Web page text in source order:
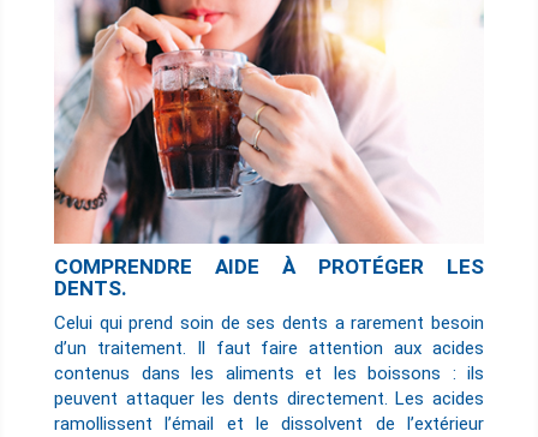
COMPRENDRE AIDE À PROTÉGER LES
DENTS.
Celui qui prend soin de ses dents a rarement besoin
d’un traitement. Il faut faire attention aux acides
contenus dans les aliments et les boissons : ils
peuvent attaquer les dents directement. Les acides
ramollissent l’émail et le dissolvent de l’extérieur